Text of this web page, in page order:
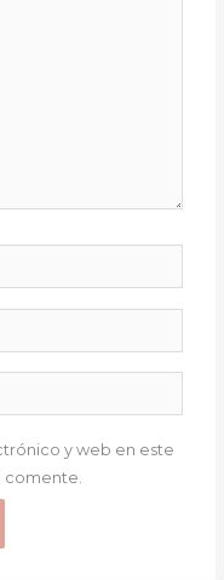
y web en este
comente.